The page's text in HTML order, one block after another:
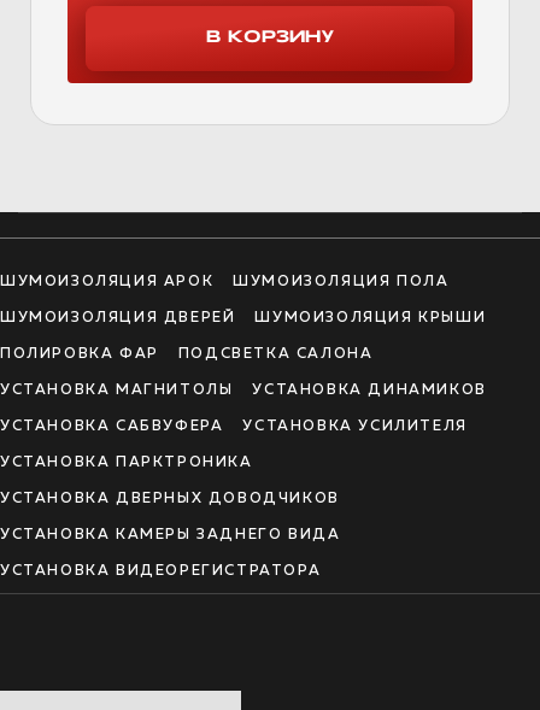
ШУМОИЗОЛЯЦИЯ АРОК ШУМОИЗОЛЯЦИЯ ПОЛА
ШУМОИЗОЛЯЦИЯ ДВЕРЕЙ ШУМОИЗОЛЯЦИЯ КРЫШИ
ПОЛИРОВКА ФАР ПОДСВЕТКА САЛОНА
УСТАНОВКА МАГНИТОЛЫ УСТАНОВКА ДИНАМИКОВ
УСТАНОВКА САБВУФЕРА УСТАНОВКА УСИЛИТЕЛЯ
УСТАНОВКА ПАРКТРОНИКА
УСТАНОВКА ДВЕРНЫХ ДОВОДЧИКОВ
УСТАНОВКА КАМЕРЫ ЗАДНЕГО ВИДА
УСТАНОВКА ВИДЕОРЕГИСТРАТОРА